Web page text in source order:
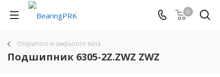
0
Открытого и закрытого типа
Подшипник 6305-2Z.ZWZ ZWZ